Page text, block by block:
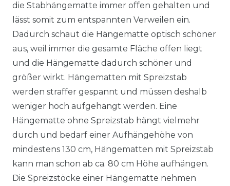
die Stabhängematte immer offen gehalten und
lässt somit zum entspannten Verweilen ein.
Dadurch schaut die Hängematte optisch schöner
aus, weil immer die gesamte Fläche offen liegt
und die Hängematte dadurch schöner und
größer wirkt. Hängematten mit Spreizstab
werden straffer gespannt und müssen deshalb
weniger hoch aufgehängt werden. Eine
Hängematte ohne Spreizstab hängt vielmehr
durch und bedarf einer Aufhängehöhe von
mindestens 130 cm, Hängematten mit Spreizstab
kann man schon ab ca. 80 cm Höhe aufhängen.
Die Spreizstöcke einer Hängematte nehmen